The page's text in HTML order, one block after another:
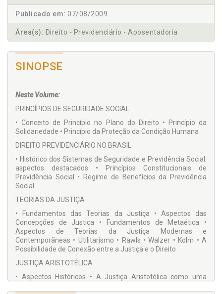
Publicado em: 07/08/2009
Área(s): Direito - Previdenciário - Aposentadoria
SINOPSE
Neste Volume:
PRINCÍPIOS DE SEGURIDADE SOCIAL
• Conceito de Princípio no Plano do Direito • Princípio da
Solidariedade • Princípio da Proteção da Condição Humana
DIREITO PREVIDENCIÁRIO NO BRASIL
• Histórico dos Sistemas de Seguridade e Previdência Social:
aspectos destacados • Princípios Constitucionais de
Previdência Social • Regime de Benefícios da Previdência
Social
TEORIAS DA JUSTIÇA
• Fundamentos das Teorias da Justiça • Aspectos das
Concepções de Justiça • Fundamentos de Metaética •
Aspectos de Teorias da Justiça Modernas e
Contemporãneas • Utilitarismo • Rawls • Walzer • Kolm • A
Possibilidade de Conexão entre a Justiça e o Direito
JUSTIÇA ARISTOTÉLICA
• Aspectos Históricos • A Justiça Aristotélica como uma